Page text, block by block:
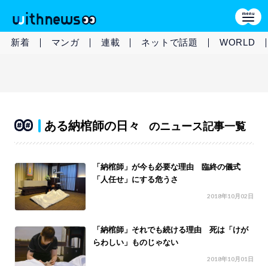
新着 マンガ 連載 ネットで話題 WORLD
ある納棺師の日々 のニュース記事一覧
「納棺師」が今も必要な理由 臨終の儀式
「人任せ」にする危うさ
2018年10月02日
「納棺師」それでも続ける理由 死は「けが
らわしい」ものじゃない
2018年10月01日